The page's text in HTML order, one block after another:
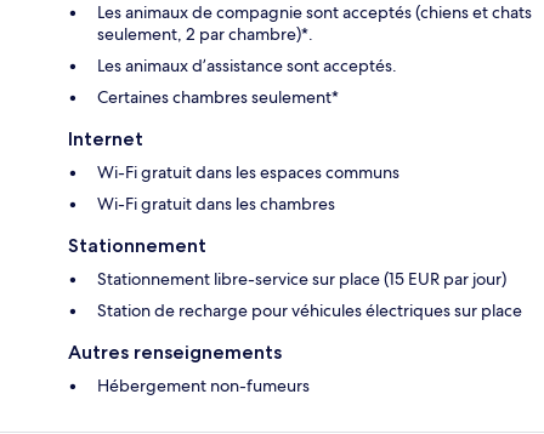
Les animaux de compagnie sont acceptés (chiens et chats
seulement, 2 par chambre)*.
Les animaux d’assistance sont acceptés.
Certaines chambres seulement*
Internet
Wi-Fi gratuit dans les espaces communs
Wi-Fi gratuit dans les chambres
Stationnement
Stationnement libre-service sur place (15 EUR par jour)
Station de recharge pour véhicules électriques sur place
Autres renseignements
Hébergement non-fumeurs